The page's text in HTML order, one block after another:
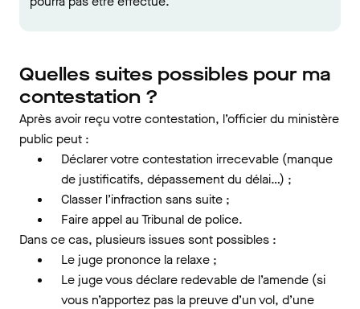
Quelles suites possibles pour ma
contestation ?
Après avoir reçu votre contestation, l’officier du ministère
public peut :
Déclarer votre contestation irrecevable (manque
de justificatifs, dépassement du délai…) ;
Classer l’infraction sans suite ;
Faire appel au Tribunal de police.
Dans ce cas, plusieurs issues sont possibles :
Le juge prononce la relaxe ;
Le juge vous déclare redevable de l’amende (si
vous n’apportez pas la preuve d’un vol, d’une